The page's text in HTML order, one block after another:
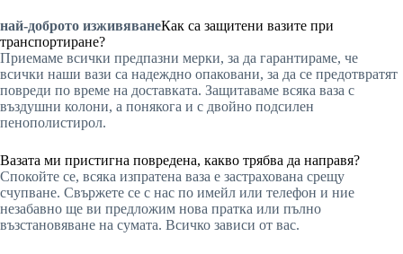
най-доброто изживяванеКак са защитени вазите при
транспортиране?
Приемаме всички предпазни мерки, за да гарантираме, че
всички наши вази са надеждно опаковани, за да се предотвратят
повреди по време на доставката. Защитаваме всяка ваза с
въздушни колони, а понякога и с двойно подсилен
пенополистирол.
Вазата ми пристигна повредена, какво трябва да направя?
Спокойте се, всяка изпратена ваза е застрахована срещу
счупване. Свържете се с нас по имейл или телефон и ние
незабавно ще ви предложим нова пратка или пълно
възстановяване на сумата. Всичко зависи от вас.